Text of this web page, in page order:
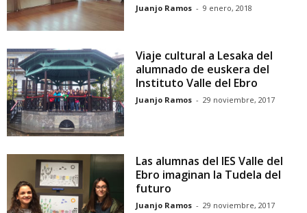
Juanjo Ramos - 9 enero, 2018
Viaje cultural a Lesaka del
alumnado de euskera del
Instituto Valle del Ebro
Juanjo Ramos - 29 noviembre, 2017
Las alumnas del IES Valle del
Ebro imaginan la Tudela del
futuro
Juanjo Ramos - 29 noviembre, 2017